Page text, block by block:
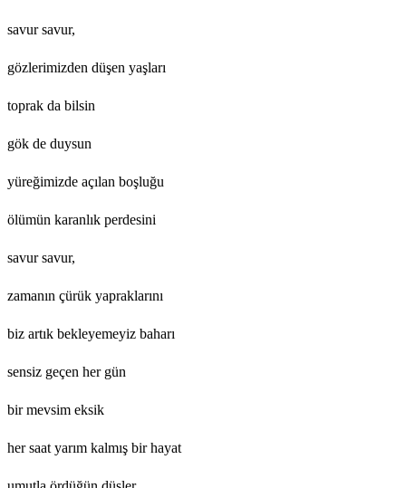
savur savur,
gözlerimizden düşen yaşları
toprak da bilsin
gök de duysun
yüreğimizde açılan boşluğu
ölümün karanlık perdesini
savur savur,
zamanın çürük yapraklarını
biz artık bekleyemeyiz baharı
sensiz geçen her gün
bir mevsim eksik
her saat yarım kalmış bir hayat